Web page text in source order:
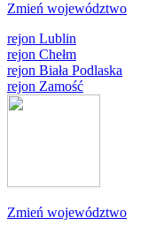
Zmień województwo
rejon Lublin
rejon Chełm
rejon Biała Podlaska
rejon Zamość
Zmień województwo